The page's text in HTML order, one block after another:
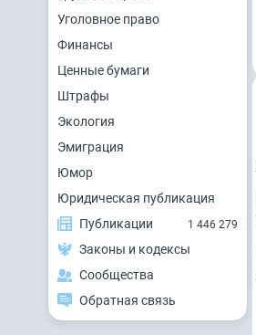
Уголовное право
Финансы
Ценные бумаги
Штрафы
Экология
Эмиграция
Юмор
Юридическая публикация
Публикации
1 446 279
Законы и кодексы
Сообщества
Обратная связь